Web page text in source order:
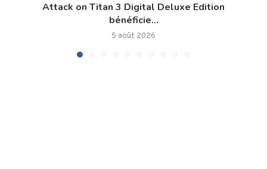
Attack on Titan 3 Digital Deluxe Edition
bénéficie...
5 août 2026